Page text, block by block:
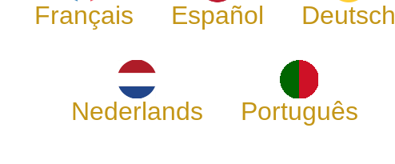
Français Español Deutsch
Nederlands Português